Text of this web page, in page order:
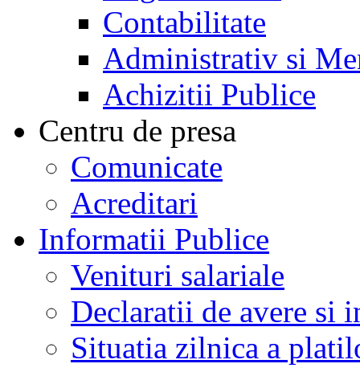
Contabilitate
Administrativ si
Achizitii Publice
Centru de presa
Comunicate
Acreditari
Informatii Publice
Venituri salariale
Declaratii de avere si
Situatia zilnica a